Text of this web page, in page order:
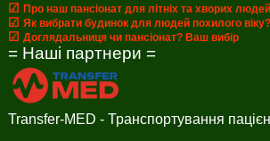
☑ Про наш пансіонат для літніх та хворих людей
☑ Як вибрати будинок для людей похилого віку?
☑ Доглядальниця чи пансіонат? Ваш вибір
= Наші партнери =
Transfer-MED - Транспортування